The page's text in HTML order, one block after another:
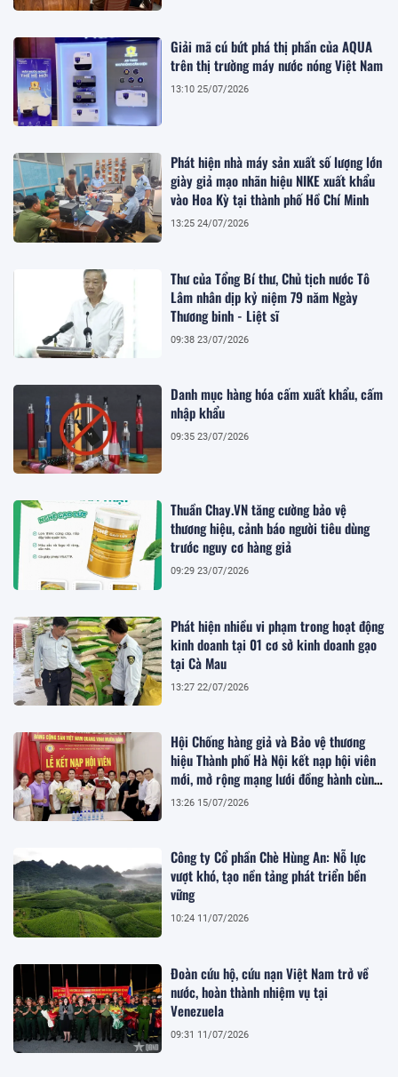
Giải mã cú bứt phá thị phần của AQUA
trên thị trường máy nước nóng Việt Nam
13:10 25/07/2026
Phát hiện nhà máy sản xuất số lượng lớn
giày giả mạo nhãn hiệu NIKE xuất khẩu
vào Hoa Kỳ tại thành phố Hồ Chí Minh
13:25 24/07/2026
Thư của Tổng Bí thư, Chủ tịch nước Tô
Lâm nhân dịp kỷ niệm 79 năm Ngày
Thương binh - Liệt sĩ
09:38 23/07/2026
Danh mục hàng hóa cấm xuất khẩu, cấm
nhập khẩu
09:35 23/07/2026
Thuần Chay.VN tăng cường bảo vệ
thương hiệu, cảnh báo người tiêu dùng
trước nguy cơ hàng giả
09:29 23/07/2026
Phát hiện nhiều vi phạm trong hoạt động
kinh doanh tại 01 cơ sở kinh doanh gạo
tại Cà Mau
13:27 22/07/2026
Hội Chống hàng giả và Bảo vệ thương
hiệu Thành phố Hà Nội kết nạp hội viên
mới, mở rộng mạng lưới đồng hành cùng
doanh nghiệp
13:26 15/07/2026
Công ty Cổ phần Chè Hùng An: Nỗ lực
vượt khó, tạo nền tảng phát triển bền
vững
10:24 11/07/2026
Đoàn cứu hộ, cứu nạn Việt Nam trở về
nước, hoàn thành nhiệm vụ tại
Venezuela
09:31 11/07/2026